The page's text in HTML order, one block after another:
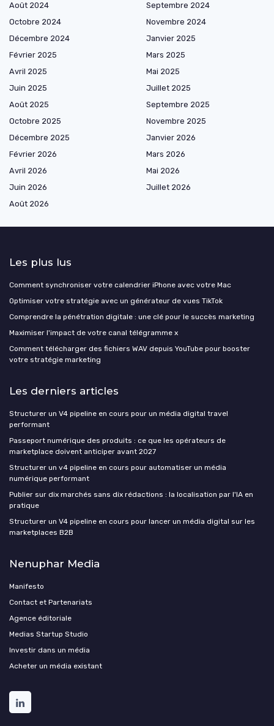
Août 2024
Septembre 2024
Octobre 2024
Novembre 2024
Décembre 2024
Janvier 2025
Février 2025
Mars 2025
Avril 2025
Mai 2025
Juin 2025
Juillet 2025
Août 2025
Septembre 2025
Octobre 2025
Novembre 2025
Décembre 2025
Janvier 2026
Février 2026
Mars 2026
Avril 2026
Mai 2026
Juin 2026
Juillet 2026
Août 2026
Les plus lus
Comment synchroniser votre calendrier iPhone avec votre Mac
Optimiser votre stratégie avec un générateur de vues TikTok
Comprendre la pénétration digitale : une clé pour le succès marketing
Maximiser l'impact de votre canal télégramme x
Comment télécharger des fichiers WAV depuis YouTube pour booster
votre stratégie marketing
Les derniers articles
Structurer un V4 pipeline en cours pour un média digital travel
performant
Passeport numérique des produits : ce que les opérateurs de
marketplace doivent anticiper avant 2027
Structurer un v4 pipeline en cours pour automatiser un média
numérique performant
Publier sur dix marchés sans dix rédactions : la localisation par l'IA en
pratique
Structurer un V4 pipeline en cours pour lancer un média digital sur les
marketplaces B2B
Nenuphar Media
Manifesto
Contact et Partenariats
Agence éditoriale
Medias Startup Studio
Investir dans un média
Acheter un média existant